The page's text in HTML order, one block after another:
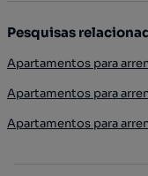
Pesquisas
Apartamentos para
Apartamentos para
Apartamentos para